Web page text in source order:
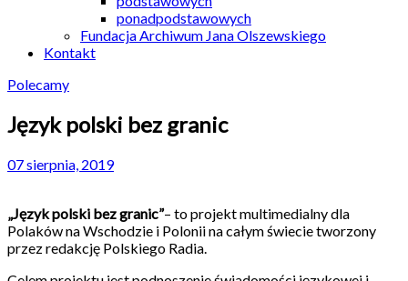
ponadpodstawowych
Fundacja Archiwum Jana Olszewskiego
Kontakt
Polecamy
Język polski bez granic
07 sierpnia, 2019
„Język polski bez granic”– to projekt multimedialny dla
Polaków na Wschodzie i Polonii na całym świecie tworzony
przez redakcję Polskiego Radia.